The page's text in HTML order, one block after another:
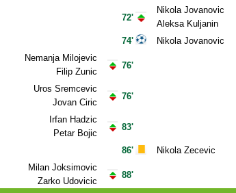
Nemanja Milojevic
Filip Zunic
Uros Sremcevic
Jovan Ciric
Irfan Hadzic
Petar Bojic
Milan Joksimovic
Zarko Udovicic
72'
74'
76'
76'
83'
86'
88'
Nikola Jovanovic
Aleksa Kuljanin
Nikola Jovanovic
Nikola Zecevic